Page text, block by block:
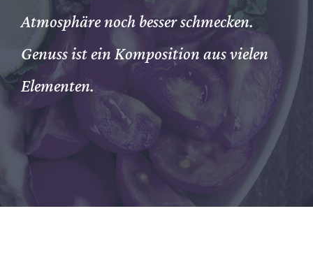
Atmosphäre noch besser schmecken.
Genuss ist ein Komposition aus vielen
Elementen.